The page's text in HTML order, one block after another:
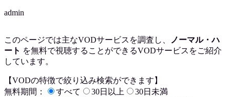
admin
このページでは主なVODサービスを調査し、
ノーマル・ハ
ート を無料で視聴することができるVODサービスをご紹介
しています。
【VODの特徴で絞り込み検索ができます】
無料期間：
すべて 30日以上
30日未満